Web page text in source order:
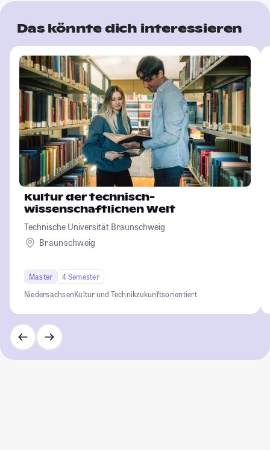
Das könnte dich interessieren
Kultur der technisch-
wissenschaftlichen Welt
Technische Universität Braunschweig
Braunschweig
Master
4 Semester
NiedersachsenKultur und Technikzukunftsorientiert